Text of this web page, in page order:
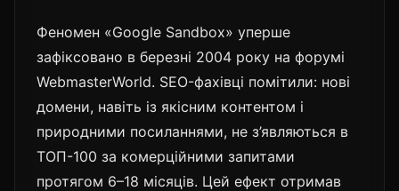
Феномен «Google Sandbox» уперше
зафіксовано в березні 2004 року на форумі
WebmasterWorld. SEO-фахівці помітили: нові
домени, навіть із якісним контентом і
природними посиланнями, не з’являються в
ТОП-100 за комерційними запитами
протягом 6–18 місяців. Цей ефект отримав